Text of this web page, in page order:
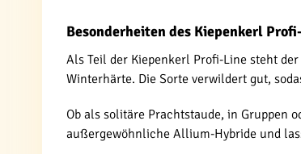
Besonderheiten des Kiepenkerl
Als Teil der Kiepenkerl Profi-Line steht
Winterhärte. Die Sorte verwildert gut,
Ob als solitäre Prachtstaude, in Gruppen
außergewöhnliche Allium-Hybride und